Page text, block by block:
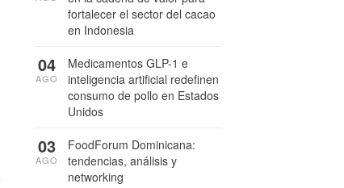
fortalecer el sector del cacao
en Indonesia
Medicamentos GLP-1 e
inteligencia artificial redefinen
consumo de pollo en Estados
Unidos
04
AGO
FoodForum Dominicana:
tendencias, análisis y
networking
03
AGO